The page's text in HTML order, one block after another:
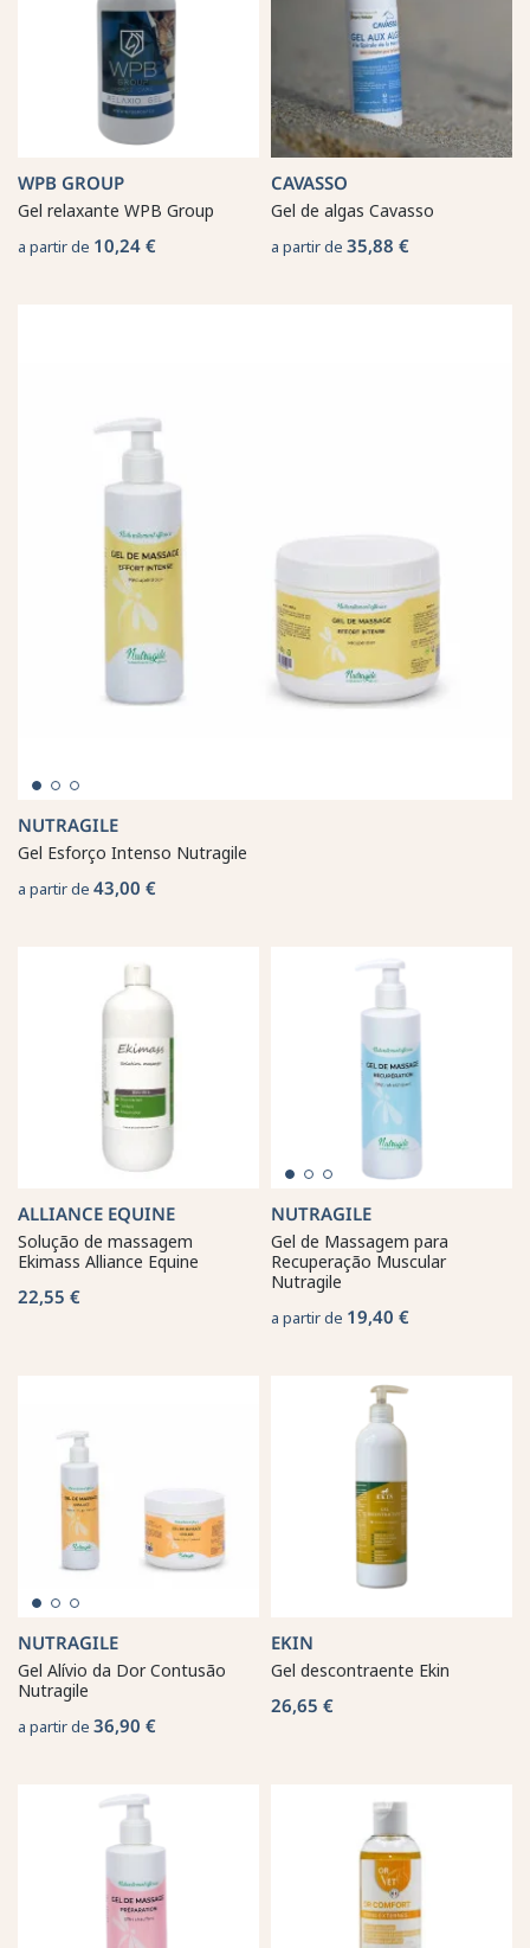
WPB GROUP
Gel relaxante WPB Group
a partir de 10,24 €
CAVASSO
Gel de algas Cavasso
a partir de 35,88 €
NUTRAGILE
Gel Esforço Intenso Nutragile
a partir de 43,00 €
ALLIANCE EQUINE
Solução de massagem
Ekimass Alliance Equine
22,55 €
NUTRAGILE
Gel de Massagem para
Recuperação Muscular
Nutragile
a partir de 19,40 €
NUTRAGILE
Gel Alívio da Dor Contusão
Nutragile
a partir de 36,90 €
EKIN
Gel descontraente Ekin
26,65 €